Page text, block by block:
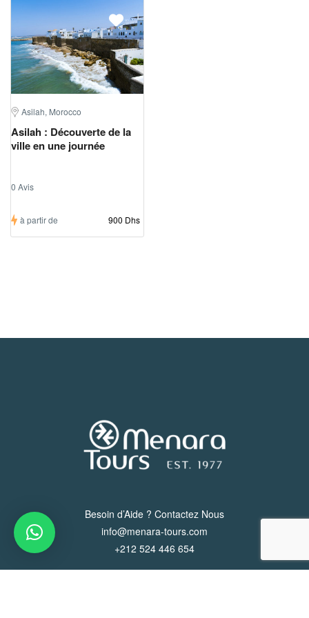
Asilah, Morocco
Asilah : Découverte de la
ville en une journée
0 Avis
à partir de 900 Dhs
Besoin d’Aide ? Contactez Nous
info@menara-tours.com
+212 524 446 654